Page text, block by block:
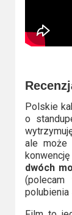
Polskie
o
ale może
dwóch
polubienia